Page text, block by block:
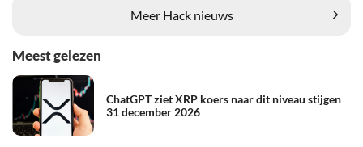
Meer Hack nieuws
Meest gelezen
ChatGPT ziet XRP koers naar dit niveau stijgen
31 december 2026